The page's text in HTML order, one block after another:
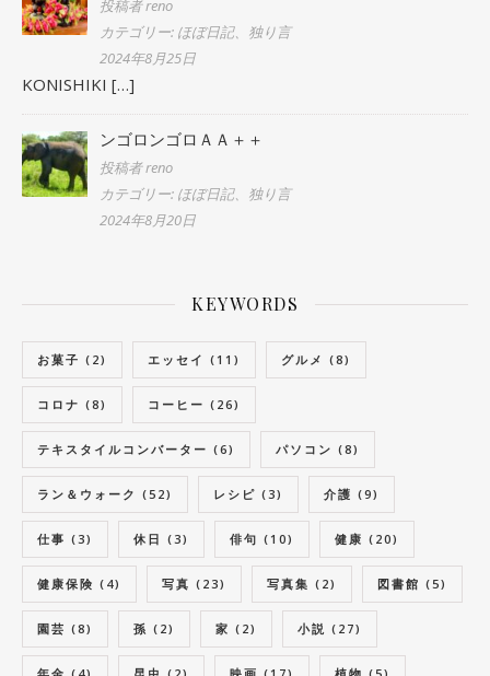
投稿者 reno
カテゴリー: ほぼ日記、独り言
2024年8月25日
KONISHIKI […]
ンゴロンゴロＡＡ＋＋
投稿者 reno
カテゴリー: ほぼ日記、独り言
2024年8月20日
KEYWORDS
お菓子 (2) エッセイ (11) グルメ (8)
コロナ (8) コーヒー (26)
テキスタイルコンバーター (6) パソコン (8)
ラン＆ウォーク (52) レシピ (3) 介護 (9)
仕事 (3) 休日 (3) 俳句 (10) 健康 (20)
健康保険 (4) 写真 (23) 写真集 (2) 図書館 (5)
園芸 (8) 孫 (2) 家 (2) 小説 (27)